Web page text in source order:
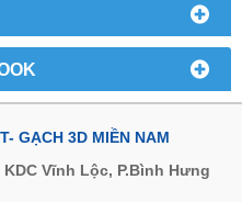
GẠCH 3D MIỀN NAM
Vĩnh Lộc, P.Bình Hưng